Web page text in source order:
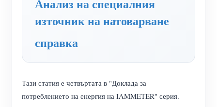
WiFi контролер за захранване
IAMMETER Cloud Pro
Услуга за самостоятелно хостване
Виртуален измервателен уред
Анализ на специалния
източник на натоварване
справка
Тази статия е четвъртата в "Доклада за
потреблението на енергия на IAMMETER" серия.